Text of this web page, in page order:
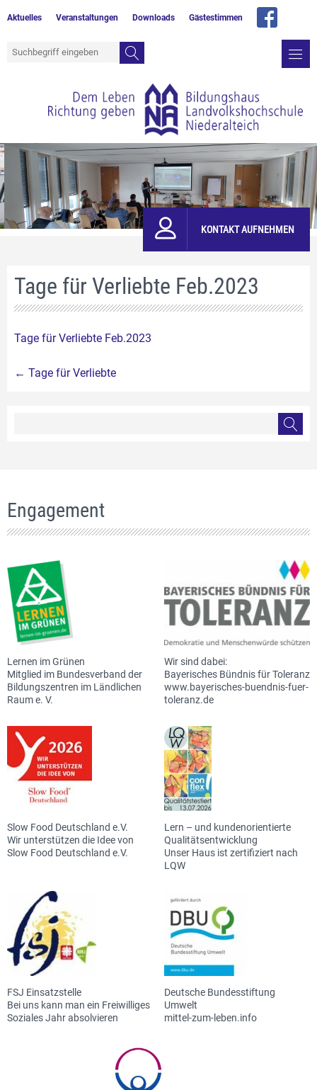
Aktuelles Veranstaltungen Downloads Gästestimmen
KONTAKT AUFNEHMEN
Tage für Verliebte Feb.2023
Tage für Verliebte Feb.2023
Beitragsnavigation
← Tage für Verliebte
Engagement
Lernen im Grünen
Mitglied im Bundesverband der
Bildungszentren im Ländlichen
Raum e. V.
Wir sind dabei:
Bayerisches Bündnis für Toleranz
www.bayerisches-buendnis-fuer-
toleranz.de
Slow Food Deutschland e.V.
Wir unterstützen die Idee von
Slow Food Deutschland e.V.
Lern – und kundenorientierte
Qualitätsentwicklung
Unser Haus ist zertifiziert nach
LQW
FSJ Einsatzstelle
Bei uns kann man ein Freiwilliges
Soziales Jahr absolvieren
Deutsche Bundesstiftung
Umwelt
mittel-zum-leben.info